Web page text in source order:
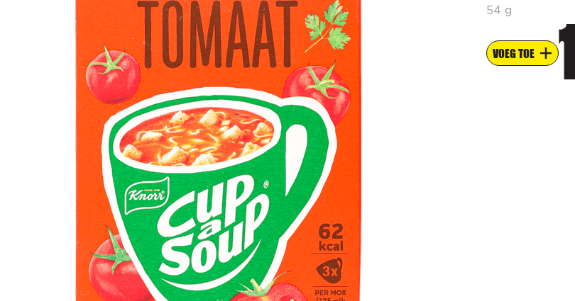
54 g
VOEG TOE 1